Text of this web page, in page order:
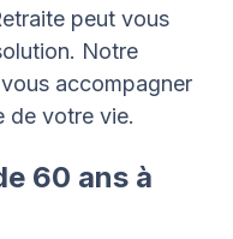
peut vous
Notre
accompagner
de votre vie.
60 ans à